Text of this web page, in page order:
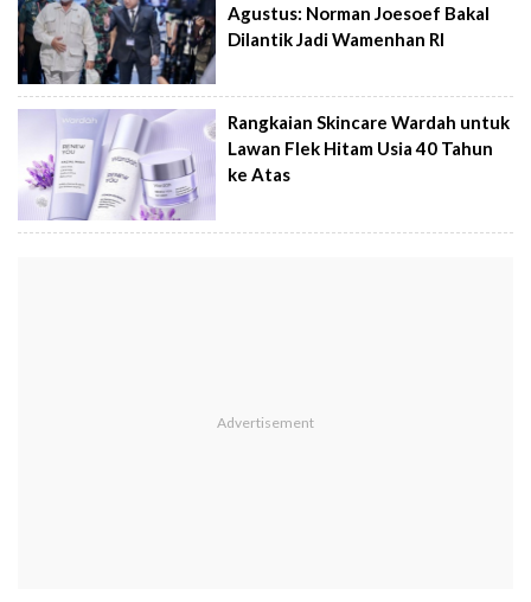
Agustus: Norman Joesoef Bakal
Dilantik Jadi Wamenhan RI
Rangkaian Skincare Wardah untuk
Lawan Flek Hitam Usia 40 Tahun
ke Atas